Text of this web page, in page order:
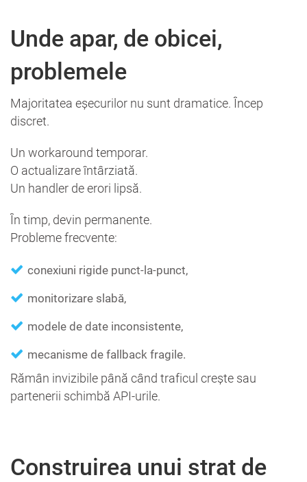
Unde apar, de obicei,
problemele
Majoritatea eșecurilor nu sunt dramatice. Încep
discret.
Un workaround temporar.
O actualizare întârziată.
Un handler de erori lipsă.
În timp, devin permanente.
Probleme frecvente:
conexiuni rigide punct-la-punct,
monitorizare slabă,
modele de date inconsistente,
mecanisme de fallback fragile.
Rămân invizibile până când traficul crește sau
partenerii schimbă API-urile.
Construirea unui strat de